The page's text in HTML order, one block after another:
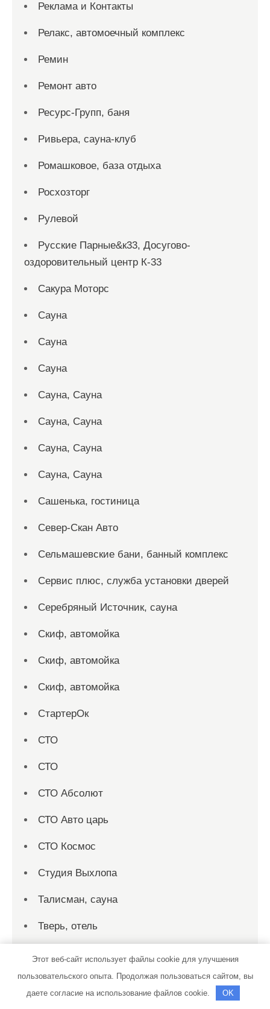
Реклама и Контакты
Релакс, автомоечный комплекс
Ремин
Ремонт авто
Ресурс-Групп, баня
Ривьера, сауна-клуб
Ромашковое, база отдыха
Росхозторг
Рулевой
Русские Парные&к33, Досугово-
оздоровительный центр К-33
Сакура Моторс
Сауна
Сауна
Сауна
Сауна, Сауна
Сауна, Сауна
Сауна, Сауна
Сауна, Сауна
Сашенька, гостиница
Север-Скан Авто
Сельмашевские бани, банный комплекс
Сервис плюс, служба установки дверей
Серебряный Источник, сауна
Скиф, автомойка
Скиф, автомойка
Скиф, автомойка
СтартерОк
СТО
СТО
СТО Абсолют
СТО Авто царь
СТО Космос
Студия Выхлопа
Талисман, сауна
Тверь, отель
ТехАвтостанция
Этот веб-сайт использует файлы cookie для улучшения
пользовательского опыта. Продолжая пользоваться сайтом, вы
даете согласие на использование файлов cookie.
OK